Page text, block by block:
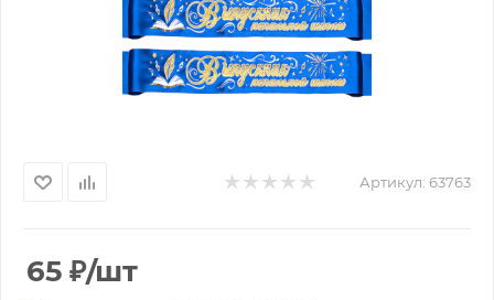
Артикул: 63763
65 ₽/шт